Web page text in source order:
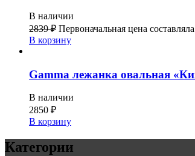
В наличии
2839₽ Первоначальная цена
В корзину
Gamma лежанка овальная
В наличии
2850 ₽
В корзину
Категории